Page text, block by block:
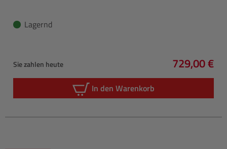
Lagernd
Sie zahlen heute
Regulärer
729,00 €
In den Warenkorb